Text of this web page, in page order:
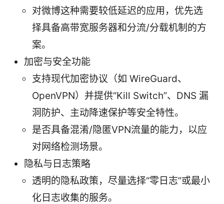
对微博这种需要较低延迟的应用，优先选
择具备高带宽服务器和分流/分载机制的方
案。
加密与安全功能
支持现代加密协议（如 WireGuard、
OpenVPN）并提供“Kill Switch”、DNS 漏
洞防护、主动降速保护等安全特性。
是否具备混淆/隐匿VPN流量的能力，以应
对网络检测场景。
隐私与日志策略
透明的隐私政策，尽量选择“零日志”或最小
化日志收集的服务。